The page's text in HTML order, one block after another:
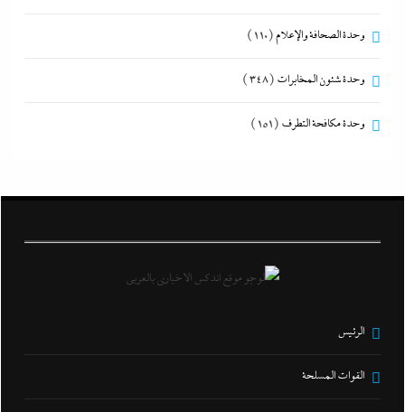
وحدة الصحافة والإعلام(110)
وحدة شئون المخابرات (348)
وحدة مكافحة التطرف (151)
الرئيس
القوات المسلحة